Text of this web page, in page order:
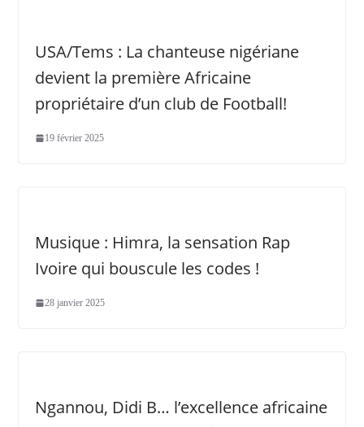
USA/Tems : La chanteuse nigériane
devient la première Africaine
propriétaire d’un club de Football!
19 février 2025
Musique : Himra, la sensation Rap
Ivoire qui bouscule les codes !
28 janvier 2025
Ngannou, Didi B… l’excellence africaine